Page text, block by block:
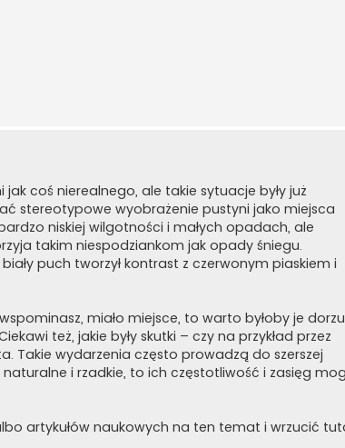
coś nierealnego, ale takie sytuacje były już
stereotypowe wyobrażenie pustyni jako miejsca
niskiej wilgotności i małych opadach, ale
takim niespodziankom jak opady śniegu.
puch tworzył kontrast z czerwonym piaskiem i
miało miejsce, to warto byłoby je
też, jakie były skutki – czy na przykład przez
Takie wydarzenia często prowadzą do szerszej
i rzadkie, to ich częstotliwość i zasięg
artykułów naukowych na ten temat i wrzucić